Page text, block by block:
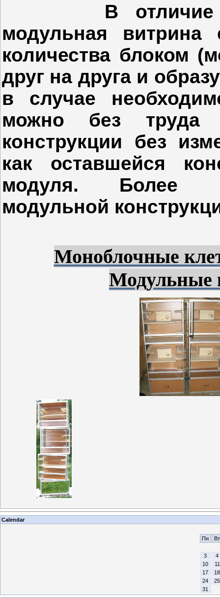
В отличие
модульная витрина
количества блоком
друг на друга и
в случае
можно без труда
конструкции без
как оставшейся
модуля. Более
модульной
Моноблочные
Модульные
Calendar
Пн
Вт
3
4
10
11
17
18
24
25
31